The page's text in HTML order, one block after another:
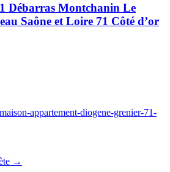
Débarras Montchanin Le
Saône et Loire 71 Côté d’or
appartement-diogene-grenier-71-
→